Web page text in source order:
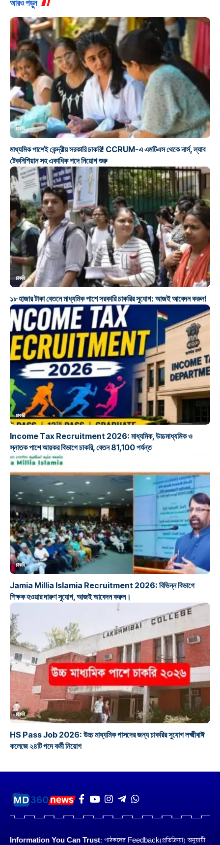
আরও পড়ুন
চাকরি
মাধ্যমিক পাশেই কেন্দ্রীয় সরকারি চাকরি! CCRUM-এ এমটিএস থেকে নার্স, ল্যাব
টেকনিশিয়ান সহ একাধিক পদে নিয়োগ শুরু
চাকরি
১৮ হাজার টাকা বেতনে মাধ্যমিক পাশে সরকারি চাকরির সুযোগ: আজই আবেদন করুন!
চাকরি
Income Tax Recruitment 2026: মাধ্যমিক, উচ্চমাধ্যমিক ও
স্নাতক পাশে আয়কর বিভাগে চাকরি, বেতন 81,100 পর্যন্ত
চাকরি
Jamia Millia Islamia Recruitment 2026: বিভিন্ন বিভাগে
শিক্ষক হওয়ার দারুণ সুযোগ, আজই আবেদন করুন।
চাকরি
HS Pass Job 2026: উচ্চ মাধ্যমিক পাসদের জন্য চাকরির সুযোগ লক্ষ্মীবাঈ
কলেজে ২৪টি পদে কর্মী নিয়োগ
Information You Can Trust: পাঠকদের Feedback(প্রতিক্রিয়া) অনুয়ায়ী